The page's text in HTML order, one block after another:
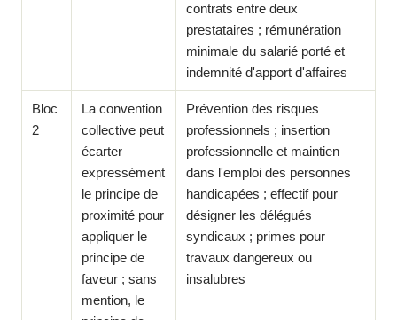
contrats entre deux
prestataires ; rémunération
minimale du salarié porté et
indemnité d'apport d'affaires
Bloc
2
La convention
collective peut
écarter
expressément
le principe de
proximité pour
appliquer le
principe de
faveur ; sans
mention, le
Prévention des risques
professionnels ; insertion
professionnelle et maintien
dans l'emploi des personnes
handicapées ; effectif pour
désigner les délégués
syndicaux ; primes pour
travaux dangereux ou
insalubres